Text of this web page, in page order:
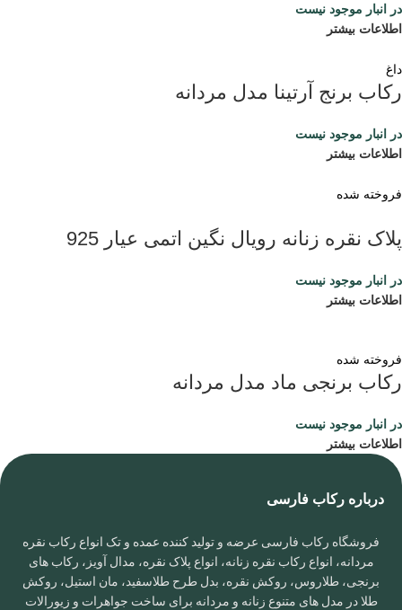
در انبار موجود نیست
اطلاعات بیشتر
داغ
رکاب برنج آرتینا مدل مردانه
در انبار موجود نیست
اطلاعات بیشتر
فروخته شده
پلاک نقره زنانه رویال نگین اتمی عیار 925
در انبار موجود نیست
اطلاعات بیشتر
فروخته شده
رکاب برنجی ماد مدل مردانه
در انبار موجود نیست
اطلاعات بیشتر
درباره رکاب فارسی
فروشگاه رکاب فارسی عرضه و تولید کننده عمده و تک انواع رکاب نقره
مردانه، انواع رکاب نقره زنانه، انواع پلاک نقره، مدال آویز، رکاب های
برنجی، طلاروس، روکش نقره، بدل طرح طلاسفید، مان استیل، روکش
طلا در مدل های متنوع زنانه و مردانه برای ساخت جواهرات و زیورالات